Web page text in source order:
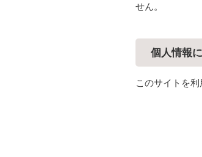
せん。
個人情報
このサイトを